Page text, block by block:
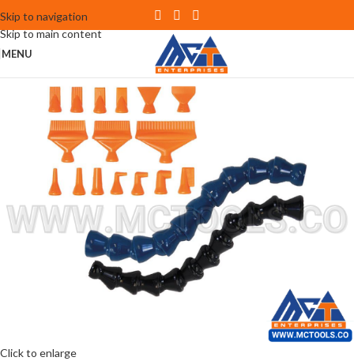
Skip to navigation
Skip to main content
MENU
Click to enlarge